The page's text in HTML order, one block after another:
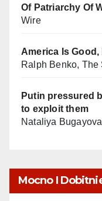
Of Patriarchy Of
Wire
America Is
Ralph Benko, The
Putin pressured
to exploit them
Nataliya
Mocno I